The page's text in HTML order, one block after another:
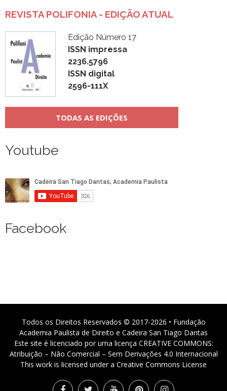
REVISTA POLIFONIA - EDIÇÃO ATUAL
Edição Número 17
ISSN impressa
2236.5796
ISSN digital
2596-111X
TODAS AS EDIÇÕES
Youtube
Facebook
Todos os Direitos Reservados © 2017-2026 • Fundação
Academia Paulista de Direito e Cadeira San Tiago Dantas
Este site é licenciado por uma licença CREATIVE COMMONS:
Atribuição – Não Comercial – Sem Derivações 4.0 Internacional
This work is licensed under a Creative Commons License